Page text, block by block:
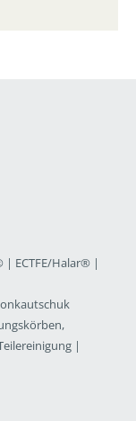
| ECTFE/Halar® |
|